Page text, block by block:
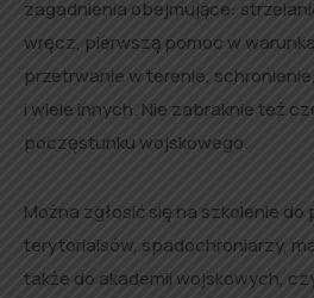
zagadnienia obejmujące:
wręcz, pierwszą pomoc w
przetrwanie w terenie,
i wiele innych. Nie zabraknie też
poczęstunku wojskowego.
Można zgłosić się na szkolenie do
terytorialsów, spadochroniarzy,
także do akademii wojskowych,